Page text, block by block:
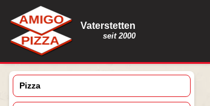
Vaterstetten
seit 2000
Pizza